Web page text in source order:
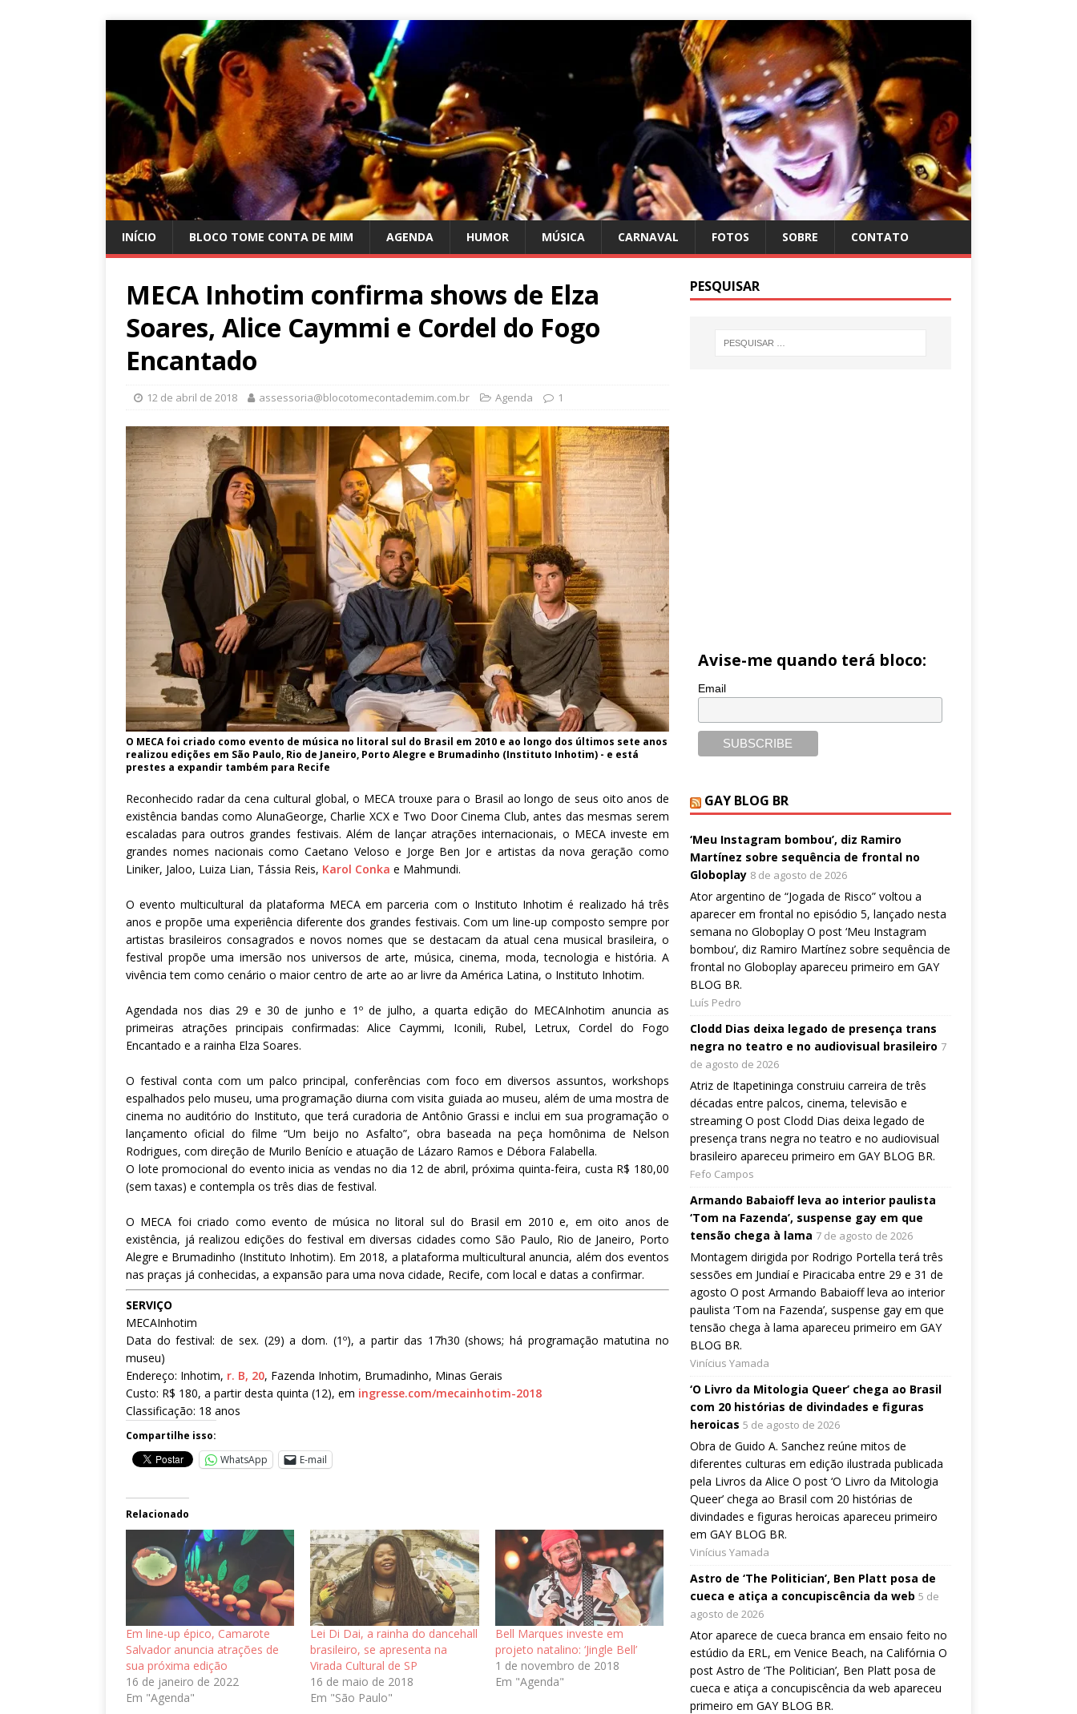
INÍCIO BLOCO TOME CONTA DE MIM AGENDA HUMOR MÚSICA CARNAVAL FOTOS SOBRE CONTATO
MECA Inhotim confirma shows de Elza
Soares, Alice Caymmi e Cordel do Fogo
Encantado
12 de abril de 2018 assessoria@blocotomecontademim.com.br Agenda 1
O MECA foi criado como evento de música no litoral sul do Brasil em 2010 e ao longo dos últimos sete anos
realizou edições em São Paulo, Rio de Janeiro, Porto Alegre e Brumadinho (Instituto Inhotim) - e está
prestes a expandir também para Recife
Reconhecido radar da cena cultural global, o MECA trouxe para o Brasil ao longo de seus oito anos de
existência bandas como AlunaGeorge, Charlie XCX e Two Door Cinema Club, antes das mesmas serem
escaladas para outros grandes festivais. Além de lançar atrações internacionais, o MECA investe em
grandes nomes nacionais como Caetano Veloso e Jorge Ben Jor e artistas da nova geração como
Liniker, Jaloo, Luiza Lian, Tássia Reis, Karol Conka e Mahmundi.
O evento multicultural da plataforma MECA em parceria com o Instituto Inhotim é realizado há três
anos e propõe uma experiência diferente dos grandes festivais. Com um line-up composto sempre por
artistas brasileiros consagrados e novos nomes que se destacam da atual cena musical brasileira, o
festival propõe uma imersão nos universos de arte, música, cinema, moda, tecnologia e história. A
vivência tem como cenário o maior centro de arte ao ar livre da América Latina, o Instituto Inhotim.
Agendada nos dias 29 e 30 de junho e 1º de julho, a quarta edição do MECAInhotim anuncia as
primeiras atrações principais confirmadas: Alice Caymmi, Iconili, Rubel, Letrux, Cordel do Fogo
Encantado e a rainha Elza Soares.
O festival conta com um palco principal, conferências com foco em diversos assuntos, workshops
espalhados pelo museu, uma programação diurna com visita guiada ao museu, além de uma mostra de
cinema no auditório do Instituto, que terá curadoria de Antônio Grassi e inclui em sua programação o
lançamento oficial do filme “Um beijo no Asfalto”, obra baseada na peça homônima de Nelson
Rodrigues, com direção de Murilo Benício e atuação de Lázaro Ramos e Débora Falabella.
O lote promocional do evento inicia as vendas no dia 12 de abril, próxima quinta-feira, custa R$ 180,00
(sem taxas) e contempla os três dias de festival.
O MECA foi criado como evento de música no litoral sul do Brasil em 2010 e, em oito anos de
existência, já realizou edições do festival em diversas cidades como São Paulo, Rio de Janeiro, Porto
Alegre e Brumadinho (Instituto Inhotim). Em 2018, a plataforma multicultural anuncia, além dos eventos
nas praças já conhecidas, a expansão para uma nova cidade, Recife, com local e datas a confirmar.
SERVIÇO
MECAInhotim
Data do festival: de sex. (29) a dom. (1º), a partir das 17h30 (shows; há programação matutina no
museu)
Endereço: Inhotim, r. B, 20, Fazenda Inhotim, Brumadinho, Minas Gerais
Custo: R$ 180, a partir desta quinta (12), em ingresse.com/mecainhotim-2018
Classificação: 18 anos
Compartilhe isso:
WhatsApp
E-mail
Relacionado
Em line-up épico, Camarote
Salvador anuncia atrações de
sua próxima edição
16 de janeiro de 2022
Em "Agenda"
Lei Di Dai, a rainha do dancehall
brasileiro, se apresenta na
Virada Cultural de SP
16 de maio de 2018
Em "São Paulo"
Bell Marques investe em
projeto natalino: ‘Jingle Bell’
1 de novembro de 2018
Em "Agenda"
PESQUISAR
Avise-me quando terá bloco:
Email
GAY BLOG BR
‘Meu Instagram bombou’, diz Ramiro
Martínez sobre sequência de frontal no
Globoplay 8 de agosto de 2026
Ator argentino de “Jogada de Risco” voltou a
aparecer em frontal no episódio 5, lançado nesta
semana no Globoplay O post ‘Meu Instagram
bombou’, diz Ramiro Martínez sobre sequência de
frontal no Globoplay apareceu primeiro em GAY
BLOG BR.
Luís Pedro
Clodd Dias deixa legado de presença trans
negra no teatro e no audiovisual brasileiro 7
de agosto de 2026
Atriz de Itapetininga construiu carreira de três
décadas entre palcos, cinema, televisão e
streaming O post Clodd Dias deixa legado de
presença trans negra no teatro e no audiovisual
brasileiro apareceu primeiro em GAY BLOG BR.
Fefo Campos
Armando Babaioff leva ao interior paulista
‘Tom na Fazenda’, suspense gay em que
tensão chega à lama 7 de agosto de 2026
Montagem dirigida por Rodrigo Portella terá três
sessões em Jundiaí e Piracicaba entre 29 e 31 de
agosto O post Armando Babaioff leva ao interior
paulista ‘Tom na Fazenda’, suspense gay em que
tensão chega à lama apareceu primeiro em GAY
BLOG BR.
Vinícius Yamada
‘O Livro da Mitologia Queer’ chega ao Brasil
com 20 histórias de divindades e figuras
heroicas 5 de agosto de 2026
Obra de Guido A. Sanchez reúne mitos de
diferentes culturas em edição ilustrada publicada
pela Livros da Alice O post ‘O Livro da Mitologia
Queer’ chega ao Brasil com 20 histórias de
divindades e figuras heroicas apareceu primeiro
em GAY BLOG BR.
Vinícius Yamada
Astro de ‘The Politician’, Ben Platt posa de
cueca e atiça a concupiscência da web 5 de
agosto de 2026
Ator aparece de cueca branca em ensaio feito no
estúdio da ERL, em Venice Beach, na Califórnia O
post Astro de ‘The Politician’, Ben Platt posa de
cueca e atiça a concupiscência da web apareceu
primeiro em GAY BLOG BR.